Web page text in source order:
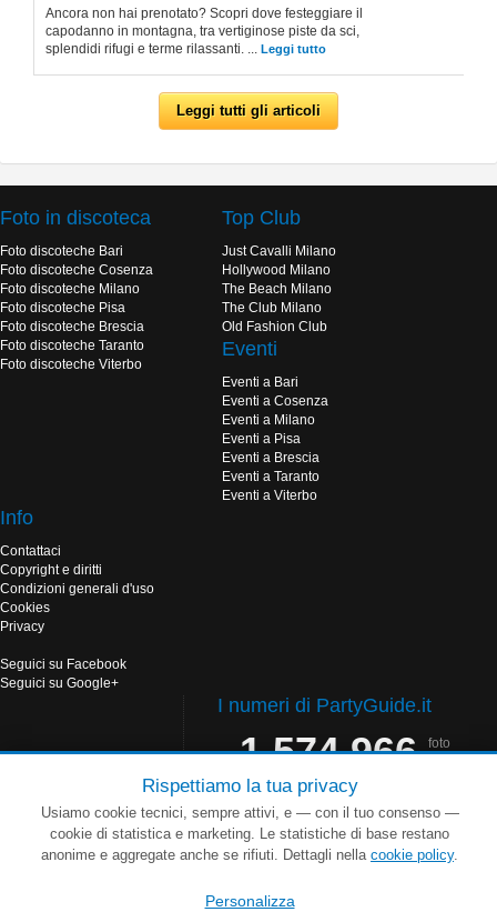
Ancora non hai prenotato? Scopri dove festeggiare il
capodanno in montagna, tra vertiginose piste da sci,
splendidi rifugi e terme rilassanti. ... Leggi tutto
Leggi tutti gli articoli
Foto in discoteca
Foto discoteche Bari
Foto discoteche Cosenza
Foto discoteche Milano
Foto discoteche Pisa
Foto discoteche Brescia
Foto discoteche Taranto
Foto discoteche Viterbo
Top Club
Just Cavalli Milano
Hollywood Milano
The Beach Milano
The Club Milano
Old Fashion Club
Eventi
Eventi a Bari
Eventi a Cosenza
Eventi a Milano
Eventi a Pisa
Eventi a Brescia
Eventi a Taranto
Eventi a Viterbo
Info
Contattaci
Copyright e diritti
Condizioni generali d'uso
Cookies
Privacy
Seguici su Facebook
Seguici su Google+
I numeri di PartyGuide.it
1.574.966
foto
6.498
38.850
utenti
Rispettiamo la tua privacy
Usiamo cookie tecnici, sempre attivi, e — con il tuo consenso —
cookie di statistica e marketing. Le statistiche di base restano
anonime e aggregate anche se rifiuti. Dettagli nella cookie policy.
Personalizza